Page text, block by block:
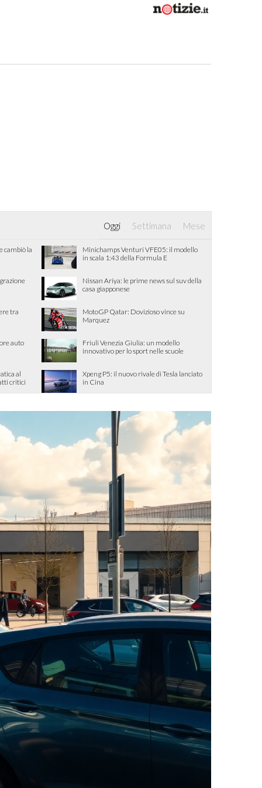
Oggi Settimana Mese
cambiò la
Minichamps Venturi VFE05: il modello
in scala 1:43 della Formula E
Nissan Ariya: le prime news sul suv della
casa giapponese
tra
MotoGP Qatar: Dovizioso vince su
Marquez
auto
Friuli Venezia Giulia: un modello
innovativo per lo sport nelle scuole
al
critici
Xpeng P5: il nuovo rivale di Tesla lanciato
in Cina